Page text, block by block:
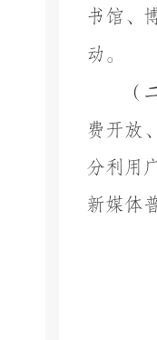
书馆 、
动。
（
费开放、
分利用
新媒体